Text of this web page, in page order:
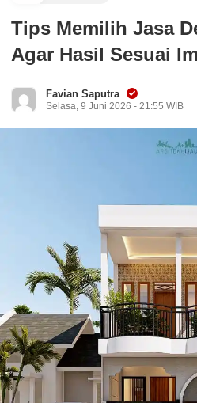
Tips Memilih Jasa
Agar Hasil Sesuai
Favian Saputra
Selasa, 9 Juni 2026 - 21:55 WIB